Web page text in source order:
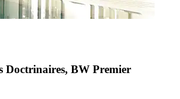
Doctrinaires, BW Premier